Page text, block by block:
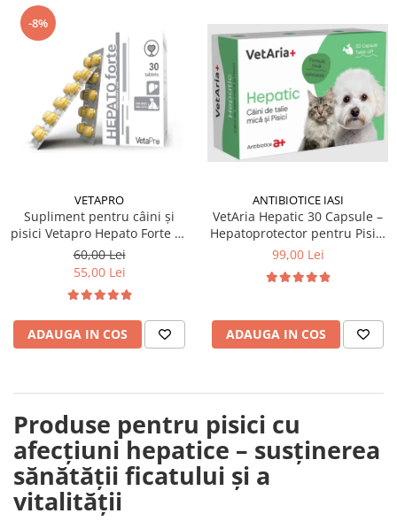
Suplimente și vitamine păsări și
găini
Antidiareice
Gel antiinflamator
-8%
VETAPRO
Supliment pentru câini și
pisici Vetapro Hepato Forte 30
tablete
60,00 Lei
55,00 Lei
ADAUGA IN COS
ANTIBIOTICE IASI
VetAria Hepatic 30 Capsule –
Hepatoprotector pentru Pisici
și Câini de Talie Mică
99,00 Lei
ADAUGA IN COS
Produse pentru pisici cu
afecțiuni hepatice – susținerea
sănătății ficatului și a
vitalității